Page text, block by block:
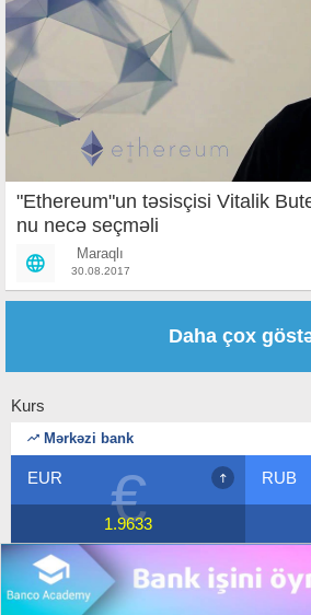
"Ethereum"un təsisçisi Vitalik
nu necə seçməli
Maraqlı
30.08.2017
Daha çox
Kurs
Mərkəzi bank
₽
RUB